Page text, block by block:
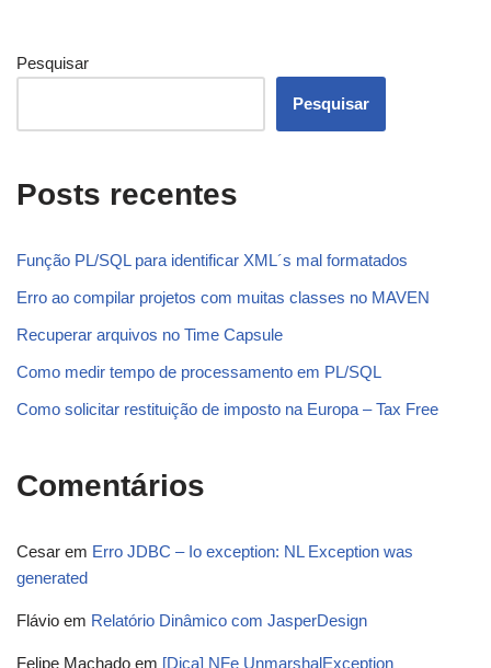
Pesquisar
Pesquisar
Posts recentes
Função PL/SQL para identificar XML´s mal formatados
Erro ao compilar projetos com muitas classes no MAVEN
Recuperar arquivos no Time Capsule
Como medir tempo de processamento em PL/SQL
Como solicitar restituição de imposto na Europa – Tax Free
Comentários
Cesar em Erro JDBC – Io exception: NL Exception was
generated
Flávio em Relatório Dinâmico com JasperDesign
Felipe Machado em [Dica] NFe UnmarshalException